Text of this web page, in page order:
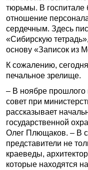
тюрьмы. В госпитале
отношение
сердечным. Здесь
«Сибирскую
основу «Записок из
К сожалению,
печальное зрелище.
– В ноябре прошлого
совет при
рассказывает
государственной
Олег Плющаков. – В
представители не
краеведы,
которые находятся